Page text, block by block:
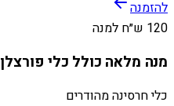
להזמנה
120 ש״ח למנה
מנה מלאה כולל כלי פורצלן
כלי חרסינה מהודרים